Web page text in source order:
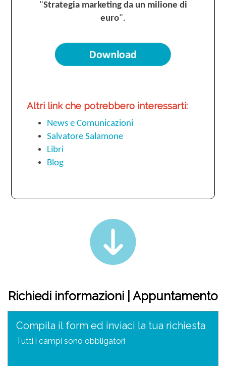
"Strategia marketing da un milione di
euro".
Altri link che potrebbero interessarti:
News e Comunicazioni
Salvatore Salamone
Libri
Blog
Richiedi informazioni | Appuntamento
Compila il form ed inviaci la tua richiesta
Tutti i campi sono obbligatori